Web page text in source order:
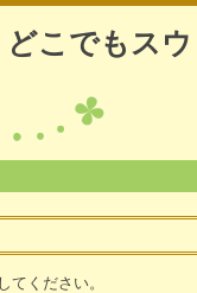
どこでもス
てください。